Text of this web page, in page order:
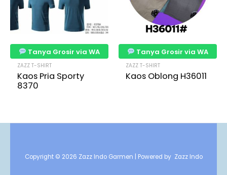
Tanya Grosir via WA
ZAZZ T-SHIRT
Kaos Pria Sporty
8370
Tanya Grosir via WA
ZAZZ T-SHIRT
Kaos Oblong H36011
Copyright © 2026 Zazz Indo Garmen | Powered by Zazz Indo